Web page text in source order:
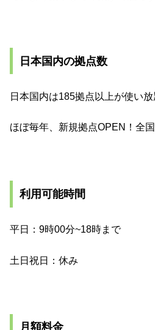
日本国内の拠点数
日本国内は185拠点以上が使い放
ほぼ毎年、新規拠点OPEN！全
利用可能時間
平日：9時00分~18時まで
土日祝日：休み
月額料金